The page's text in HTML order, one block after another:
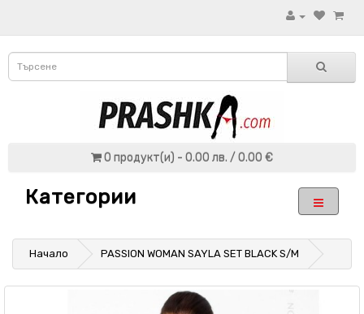
0 продукт(и) - 0.00 лв. / 0.00 €
Категории
Начало PASSION WOMAN SAYLA SET BLACK S/M